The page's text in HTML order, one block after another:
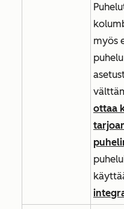
myös
ottaa